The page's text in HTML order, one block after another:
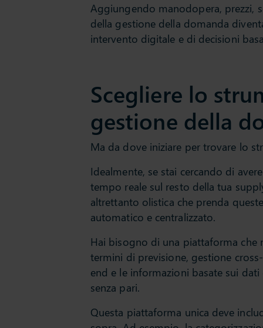
Aggiungendo manodopera, prezzi,
della gestione della domanda
intervento digitale e di decisioni
Scegliere lo
gestione della
Ma da dove iniziare per trovare lo
Idealmente, se stai cercando di
tempo reale sul resto della tua
altrettanto olistica che prenda
automatico e centralizzato.
Hai bisogno di una piattaforma
termini di previsione, gestione
end e le informazioni basate sui
senza pari.
Questa piattaforma unica deve